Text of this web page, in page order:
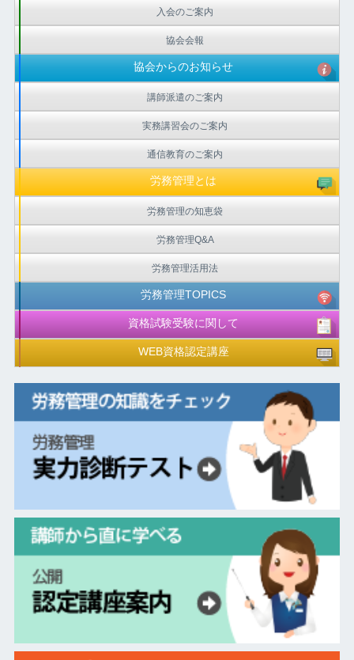
入会のご案内
協会会報
協会からのお知らせ
講師派遣のご案内
実務講習会のご案内
通信教育のご案内
労務管理とは
労務管理の知恵袋
労務管理Q&A
労務管理活用法
労務管理TOPICS
資格試験受験に関して
WEB資格認定講座